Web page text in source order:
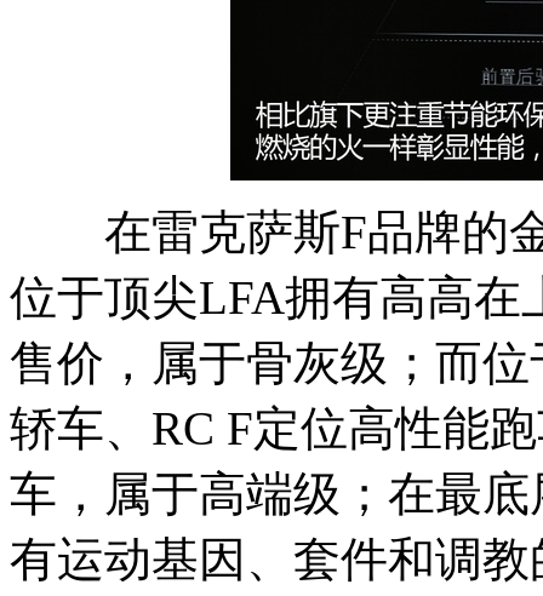
在雷克萨斯F品牌的金
位于顶尖LFA拥有高高在
售价，属于骨灰级；而
轿车、RC F定位高性能
车，属于高端级；在最
有运动基因、套件和调